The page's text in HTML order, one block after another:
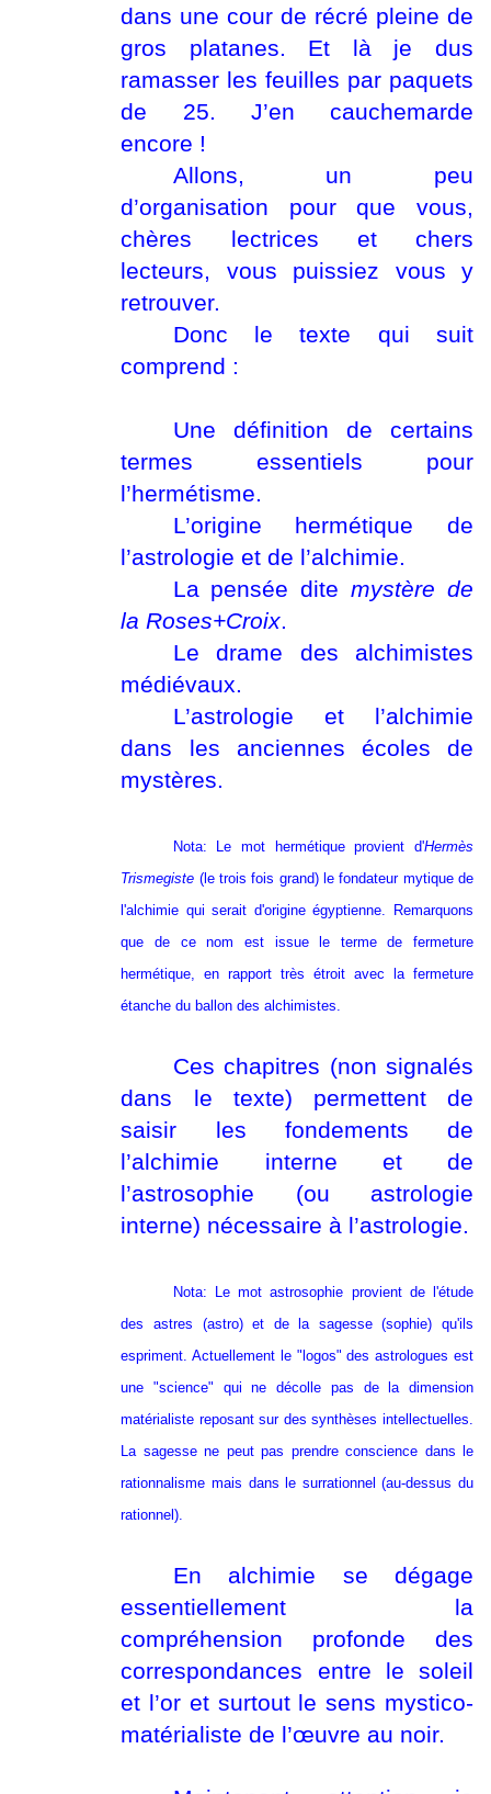
dans une cour de récré pleine de
gros platanes. Et là je dus
ramasser les feuilles par paquets
de 25. J’en cauchemarde
encore !
Allons, un peu
d’organisation pour que vous,
chères lectrices et chers
lecteurs, vous puissiez vous y
retrouver.
Donc le texte qui suit
comprend :
Une définition de certains
termes essentiels pour
l’hermétisme.
L’origine hermétique de
l’astrologie et de l’alchimie.
La pensée ditemystère de
la Roses+Croix.
Le drame des alchimistes
médiévaux.
L’astrologie et l’alchimie
dans les anciennes écoles de
mystères.
Nota: Le mot hermétique provient d'Hermès
Trismegiste (le trois fois grand) le fondateur mytique de
l'alchimie qui serait d'origine égyptienne. Remarquons
que de ce nom est issue le terme de fermeture
hermétique, en rapport très étroit avec la fermeture
étanche du ballon des alchimistes.
Ces chapitres (non signalés
dans le texte) permettent de
saisir les fondements de
l’alchimie interne et de
l’astrosophie (ou astrologie
interne) nécessaire à l’astrologie.
Nota: Le mot astrosophie provient de l'étude
des astres (astro) et de la sagesse (sophie) qu'ils
espriment. Actuellement le "logos" des astrologues est
une "science" qui ne décolle pas de la dimension
matérialiste reposant sur des synthèses intellectuelles.
La sagesse ne peut pas prendre conscience dans le
rationnalisme mais dans le surrationnel (au-dessus du
rationnel).
En alchimie se dégage
essentiellement la
compréhension profonde des
correspondances entre le soleil
et l’or et surtout le sens mystico-
matérialiste de l’œuvre au noir.